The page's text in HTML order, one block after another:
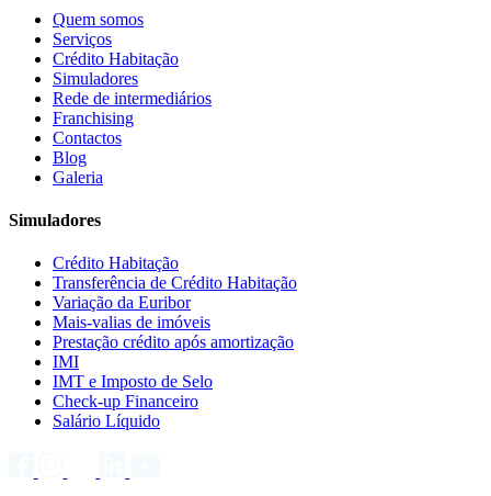
Quem somos
Serviços
Crédito Habitação
Simuladores
Rede de intermediários
Franchising
Contactos
Blog
Galeria
Simuladores
Crédito Habitação
Transferência de Crédito Habitação
Variação da Euribor
Mais-valias de imóveis
Prestação crédito após amortização
IMI
IMT e Imposto de Selo
Check-up Financeiro
Salário Líquido